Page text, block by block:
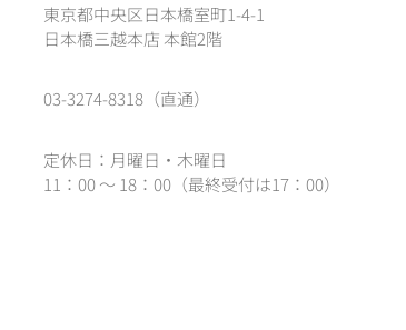
東京都中央区日本橋室町1-4-1
日本橋三越本店 本館2階
03-3274-8318（直通）
定休日：月曜日・木曜日
11：00 ～ 18：00（最終受付は17：00）